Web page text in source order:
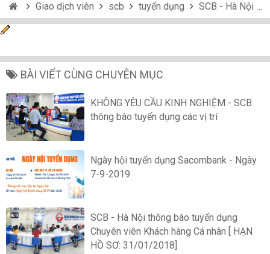
Giao dịch viên scb tuyển dụng SCB - Hà Nội thông báo tuyển dụng Giao Dịch Viên [ HẠN HỒ SƠ: 31/01/2017]
BÀI VIẾT CÙNG CHUYÊN MỤC
KHÔNG YÊU CẦU KINH NGHIỆM - SCB
thông báo tuyển dụng các vị trí
Ngày hội tuyển dụng Sacombank - Ngày
7-9-2019
SCB - Hà Nội thông báo tuyển dụng
Chuyên viên Khách hàng Cá nhân [ HẠN
HỒ SƠ: 31/01/2018]